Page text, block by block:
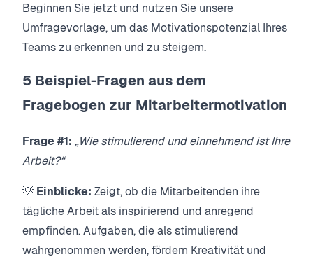
Beginnen Sie jetzt und nutzen Sie unsere
Umfragevorlage, um das Motivationspotenzial Ihres
Teams zu erkennen und zu steigern.
5 Beispiel-Fragen aus dem
Fragebogen zur Mitarbeitermotivation
Frage #1: „Wie stimulierend und einnehmend ist Ihre
Arbeit?“
💡 Einblicke: Zeigt, ob die Mitarbeitenden ihre
tägliche Arbeit als inspirierend und anregend
empfinden. Aufgaben, die als stimulierend
wahrgenommen werden, fördern Kreativität und